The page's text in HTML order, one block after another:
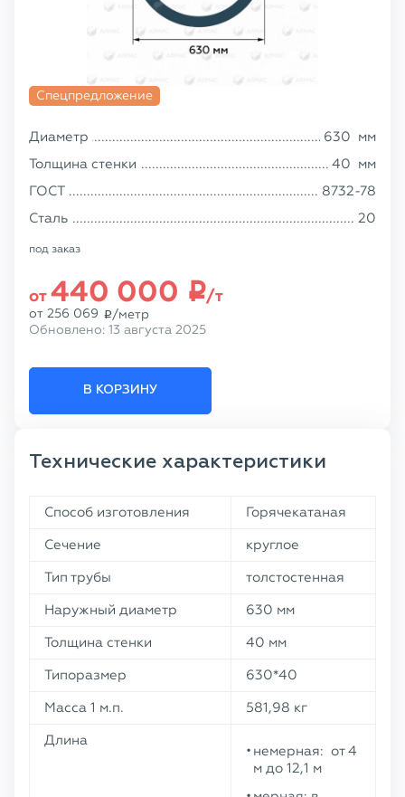
Спецпредложение
Диаметр 630 мм
Толщина стенки
40 мм
ГОСТ
8732-78
Сталь
20
под заказ
от440 000 p/т
от 256 069 p /метр
Обновлено: 13 августа 2025
В КОРЗИНУ
Технические характеристики
Способ изготовления
Горячекатаная
Сечение
круглое
Тип трубы
толстостенная
Наружный диаметр
630 мм
Толщина стенки
40 мм
Типоразмер
630*40
Масса 1 м.п.
581,98 кг
Длина
немерная: от 4
м до 12,1 м